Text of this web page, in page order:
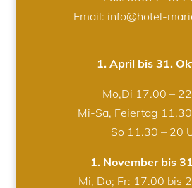
Email: info@hotel-
1. April bis 31.
Mo,Di 17.00 –
Mi-Sa, Feiertag
So 11.30 – 20
1. November bis
Mi, Do; Fr: 17.00 bis